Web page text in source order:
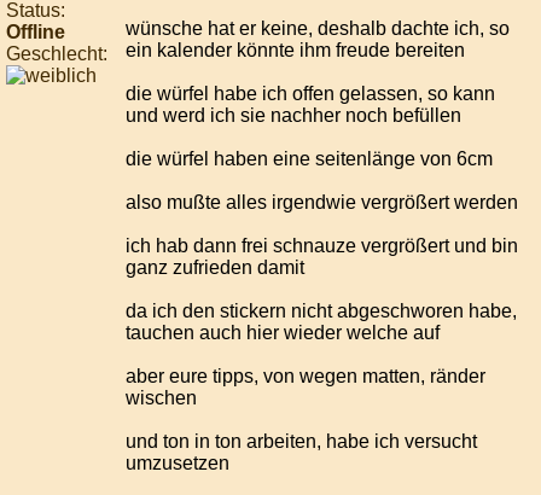
Status:
Offline
Geschlecht:
wünsche hat er keine, deshalb dachte ich, so
ein kalender könnte ihm freude bereiten
die würfel habe ich offen gelassen, so kann
und werd ich sie nachher noch befüllen
die würfel haben eine seitenlänge von 6cm
also mußte alles irgendwie vergrößert werden
ich hab dann frei schnauze vergrößert und bin
ganz zufrieden damit
da ich den stickern nicht abgeschworen habe,
tauchen auch hier wieder welche auf
aber eure tipps, von wegen matten, ränder
wischen
und ton in ton arbeiten, habe ich versucht
umzusetzen